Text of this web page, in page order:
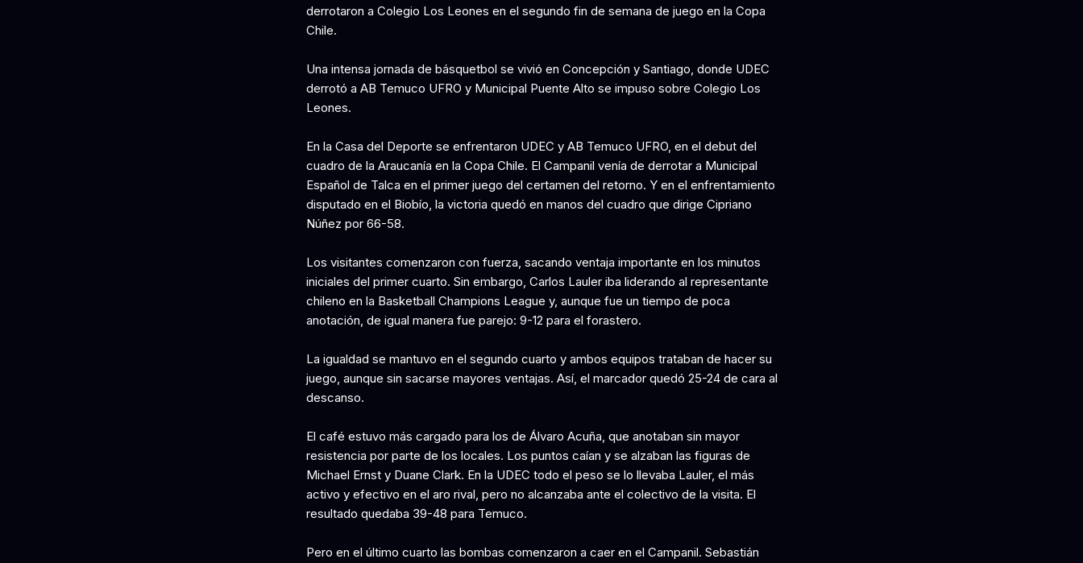
derrotaron a Colegio Los Leones en el segundo fin de semana de juego en la Copa
Chile.
Una intensa jornada de básquetbol se vivió en Concepción y Santiago, donde UDEC
derrotó a AB Temuco UFRO y Municipal Puente Alto se impuso sobre Colegio Los
Leones.
En la Casa del Deporte se enfrentaron UDEC y AB Temuco UFRO, en el debut del
cuadro de la Araucanía en la Copa Chile. El Campanil venía de derrotar a Municipal
Español de Talca en el primer juego del certamen del retorno. Y en el enfrentamiento
disputado en el Biobío, la victoria quedó en manos del cuadro que dirige Cipriano
Núñez por 66-58.
Los visitantes comenzaron con fuerza, sacando ventaja importante en los minutos
iniciales del primer cuarto. Sin embargo, Carlos Lauler iba liderando al representante
chileno en la Basketball Champions League y, aunque fue un tiempo de poca
anotación, de igual manera fue parejo: 9-12 para el forastero.
La igualdad se mantuvo en el segundo cuarto y ambos equipos trataban de hacer su
juego, aunque sin sacarse mayores ventajas. Así, el marcador quedó 25-24 de cara al
descanso.
El café estuvo más cargado para los de Álvaro Acuña, que anotaban sin mayor
resistencia por parte de los locales. Los puntos caían y se alzaban las figuras de
Michael Ernst y Duane Clark. En la UDEC todo el peso se lo llevaba Lauler, el más
activo y efectivo en el aro rival, pero no alcanzaba ante el colectivo de la visita. El
resultado quedaba 39-48 para Temuco.
Pero en el último cuarto las bombas comenzaron a caer en el Campanil. Sebastián